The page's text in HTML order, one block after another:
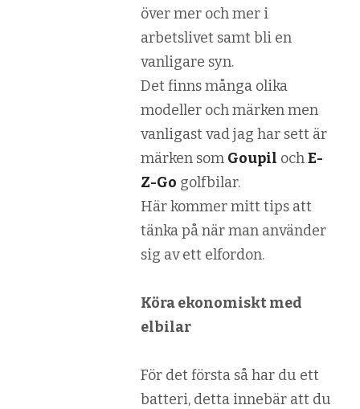
över mer och mer i
arbetslivet samt bli en
vanligare syn.
Det finns många olika
modeller och märken men
vanligast vad jag har sett är
märken som Goupil ochE-
Z-Go golfbilar.
Här kommer mitt tips att
tänka på när man använder
sig av ett elfordon.
Köra ekonomiskt med
elbilar
För det första så har du ett
batteri, detta innebär att du